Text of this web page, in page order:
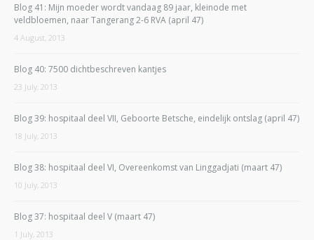
Blog 41: Mijn moeder wordt vandaag 89 jaar, kleinode met
veldbloemen, naar Tangerang 2-6 RVA (april 47)
4 August, 2013
Blog 40: 7500 dichtbeschreven kantjes
23 July, 2013
Blog 39: hospitaal deel VII, Geboorte Betsche, eindelijk ontslag (april 47)
18 July, 2013
Blog 38: hospitaal deel VI, Overeenkomst van Linggadjati (maart 47)
10 July, 2013
Blog 37: hospitaal deel V (maart 47)
1 July, 2013